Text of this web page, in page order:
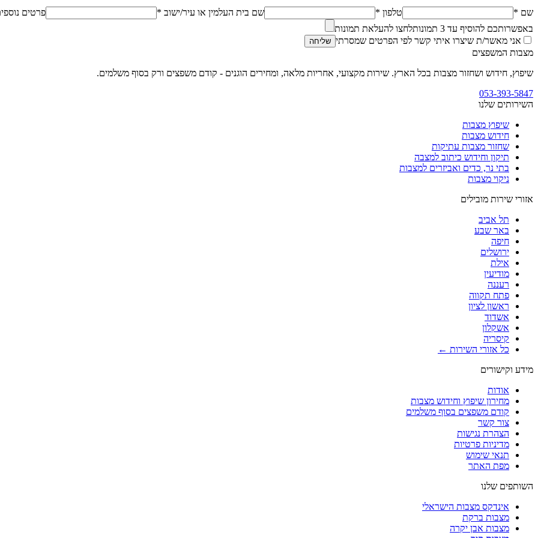
שם * טלפון * שם בית העלמין או עיר/ישוב *
פרטים
באפשרותכם להוסיף עד 3 תמונותלחצו להעלאת תמונות
אני מאשר/ת שיצרו איתי קשר לפי הפרטים שמסרתי שליחה
מצבות המשפצים
שיפוץ, חידוש ושחזור מצבות בכל הארץ. שירות מקצועי, אחריות מלאה, ומחירים הוגנים - קודם משפצים ורק בסוף משלמים.
053-393-5847
השירותים שלנו
שיפוץ מצבות
חידוש מצבות
שחזור מצבות עתיקות
תיקון וחידוש כיתוב למצבה
בתי נר, כדים ואביזרים למצבות
ניקוי מצבות
אזורי שירות מובילים
תל אביב
באר שבע
חיפה
ירושלים
אילת
מודיעין
רעננה
פתח תקווה
ראשון לציון
אשדוד
אשקלון
קיסריה
כל אזורי השירות ←
מידע וקישורים
אודות
מחירון שיפוץ וחידוש מצבות
קודם משפצים בסוף משלמים
צור קשר
הצהרת נגישות
מדיניות פרטיות
תנאי שימוש
מפת האתר
השותפים שלנו
אינדקס מצבות הישראלי
מצבות ברקת
מצבות אבן יקרה